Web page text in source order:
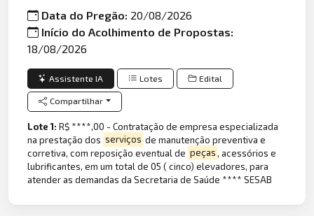
Data do Pregão: 20/08/2026
Início do Acolhimento de Propostas:
18/08/2026
Assistente IA Lotes Edital
Compartilhar
Lote 1:R$ ****,00 - Contratação de empresa especializada
na prestação dos serviços de manutenção preventiva e
corretiva, com reposição eventual de peças, acessórios e
lubrificantes, em um total de 05 ( cinco) elevadores, para
atender as demandas da Secretaria de Saúde **** SESAB